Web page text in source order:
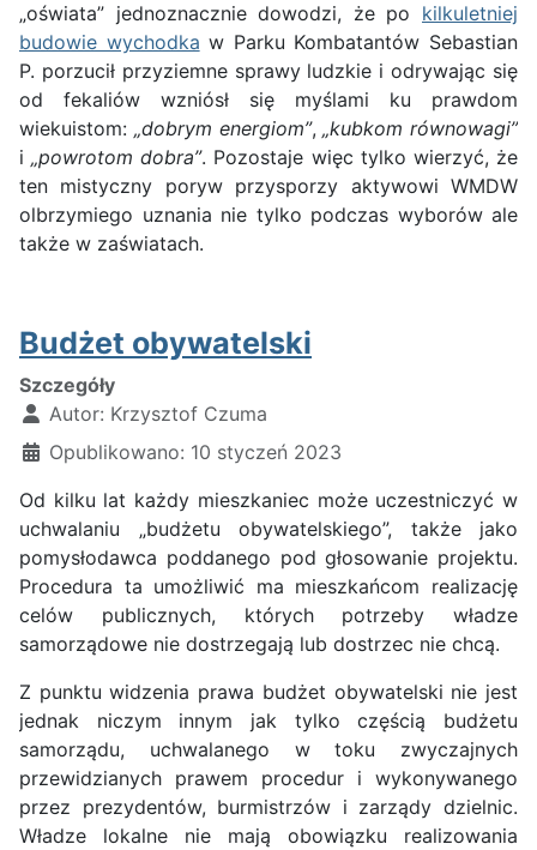
„oświata” jednoznacznie dowodzi, że po kilkuletniej
budowie wychodka w Parku Kombatantów Sebastian
P. porzucił przyziemne sprawy ludzkie i odrywając się
od fekaliów wzniósł się myślami ku prawdom
wiekuistom: „dobrym energiom”,„kubkom równowagi”
i„powrotom dobra”. Pozostaje więc tylko wierzyć, że
ten mistyczny poryw przysporzy aktywowi WMDW
olbrzymiego uznania nie tylko podczas wyborów ale
także w zaświatach.
Budżet obywatelski
Szczegóły
Autor: Krzysztof Czuma
Opublikowano: 10 styczeń 2023
Od kilku lat każdy mieszkaniec może uczestniczyć w
uchwalaniu „budżetu obywatelskiego”, także jako
pomysłodawca poddanego pod głosowanie projektu.
Procedura ta umożliwić ma mieszkańcom realizację
celów publicznych, których potrzeby władze
samorządowe nie dostrzegają lub dostrzec nie chcą.
Z punktu widzenia prawa budżet obywatelski nie jest
jednak niczym innym jak tylko częścią budżetu
samorządu, uchwalanego w toku zwyczajnych
przewidzianych prawem procedur i wykonywanego
przez prezydentów, burmistrzów i zarządy dzielnic.
Władze lokalne nie mają obowiązku realizowania